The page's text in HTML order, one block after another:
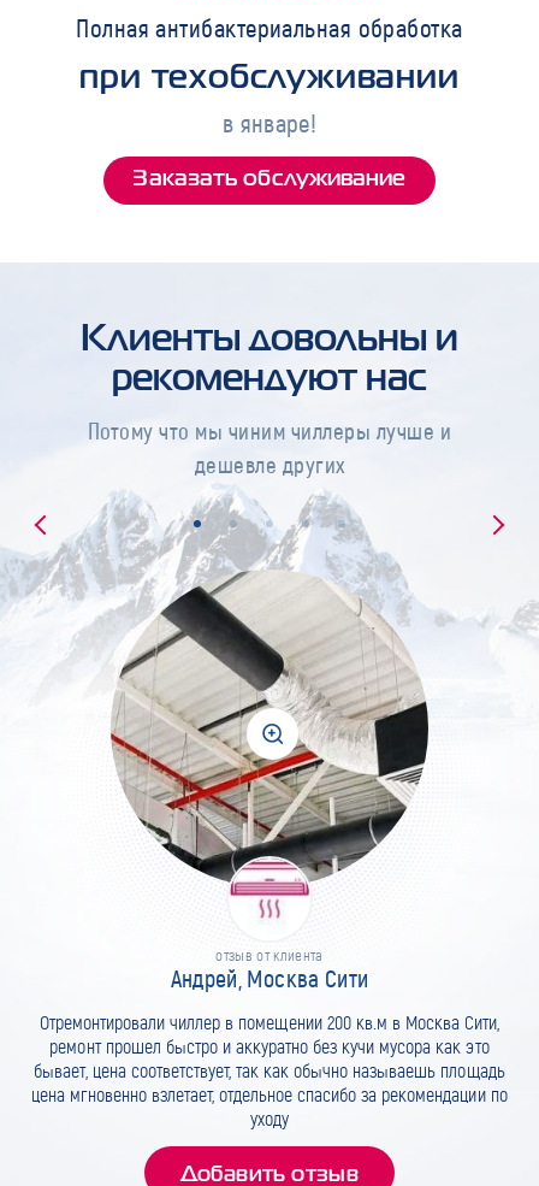
Полная антибактериальная обработка
при техобслуживании
в январе!
Заказать обслуживание
Клиенты довольны и
рекомендуют нас
Потому что мы чиним чиллеры лучше и
дешевле других
отзыв от клиента
Андрей, Москва Сити
Отремонтировали чиллер в помещении 200 кв.м в Москва Сити,
ремонт прошел быстро и аккуратно без кучи мусора как это
бывает, цена соответствует, так как обычно называешь площадь
цена мгновенно взлетает, отдельное спасибо за рекомендации по
уходу
Добавить отзыв